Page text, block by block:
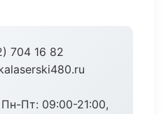
704 16 82
Пн-Пт: 09:00-21:00,